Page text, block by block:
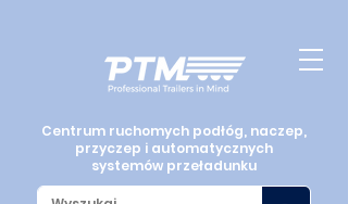
Centrum ruchomych podłóg, naczep,
przyczep i automatycznych
systemów przeładunku